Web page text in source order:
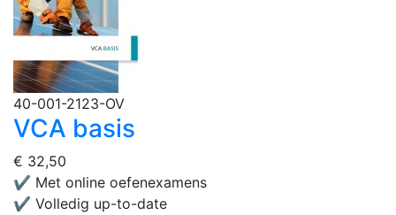
40-001-2123-OV
VCA basis
€ 32,50
✔ Met online oefenexamens
✔ Volledig up-to-date